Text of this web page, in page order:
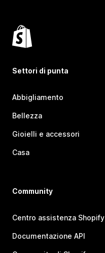
Settori di punta
Abbigliamento
Bellezza
Gioielli e accessori
Casa
Community
Centro assistenza Shopify
Documentazione API